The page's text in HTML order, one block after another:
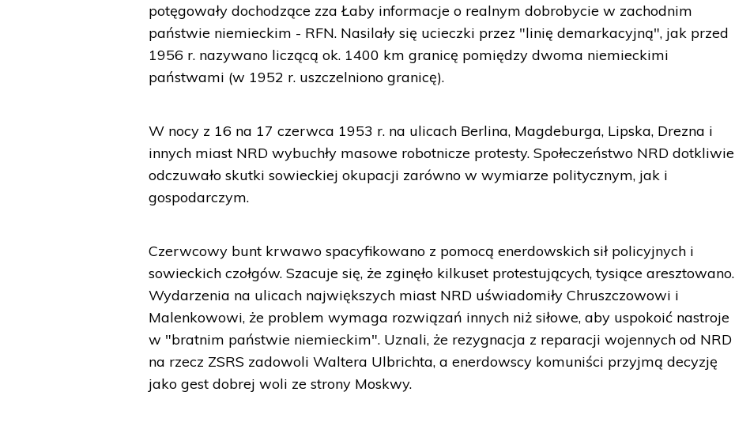
potęgowały dochodzące zza Łaby informacje o realnym dobrobycie w zachodnim
państwie niemieckim - RFN. Nasilały się ucieczki przez "linię demarkacyjną", jak przed
1956 r. nazywano liczącą ok. 1400 km granicę pomiędzy dwoma niemieckimi
państwami (w 1952 r. uszczelniono granicę).
W nocy z 16 na 17 czerwca 1953 r. na ulicach Berlina, Magdeburga, Lipska, Drezna i
innych miast NRD wybuchły masowe robotnicze protesty. Społeczeństwo NRD dotkliwie
odczuwało skutki sowieckiej okupacji zarówno w wymiarze politycznym, jak i
gospodarczym.
Czerwcowy bunt krwawo spacyfikowano z pomocą enerdowskich sił policyjnych i
sowieckich czołgów. Szacuje się, że zginęło kilkuset protestujących, tysiące aresztowano.
Wydarzenia na ulicach największych miast NRD uświadomiły Chruszczowowi i
Malenkowowi, że problem wymaga rozwiązań innych niż siłowe, aby uspokoić nastroje
w "bratnim państwie niemieckim". Uznali, że rezygnacja z reparacji wojennych od NRD
na rzecz ZSRS zadowoli Waltera Ulbrichta, a enerdowscy komuniści przyjmą decyzję
jako gest dobrej woli ze strony Moskwy.